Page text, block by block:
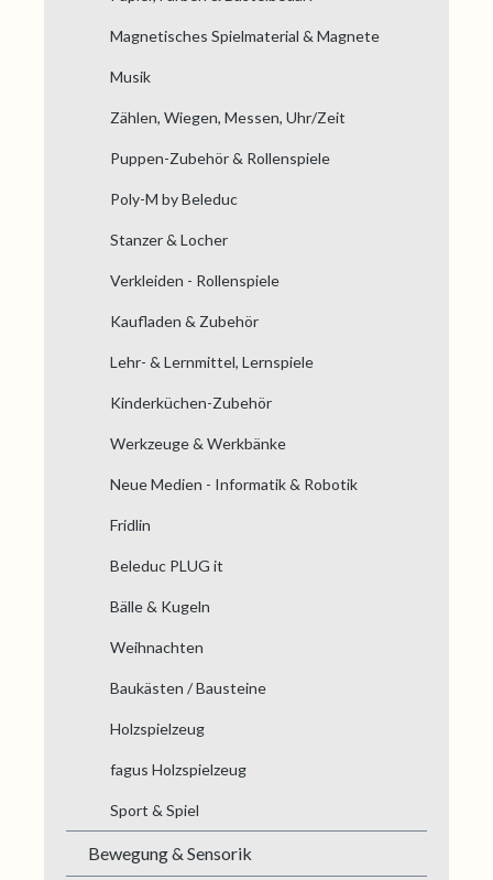
Magnetisches Spielmaterial & Magnete
Musik
Zählen, Wiegen, Messen, Uhr/Zeit
Puppen-Zubehör & Rollenspiele
Poly-M by Beleduc
Stanzer & Locher
Verkleiden - Rollenspiele
Kaufladen & Zubehör
Lehr- & Lernmittel, Lernspiele
Kinderküchen-Zubehör
Werkzeuge & Werkbänke
Neue Medien - Informatik & Robotik
Fridlin
Beleduc PLUG it
Bälle & Kugeln
Weihnachten
Baukästen / Bausteine
Holzspielzeug
fagus Holzspielzeug
Sport & Spiel
Bewegung & Sensorik